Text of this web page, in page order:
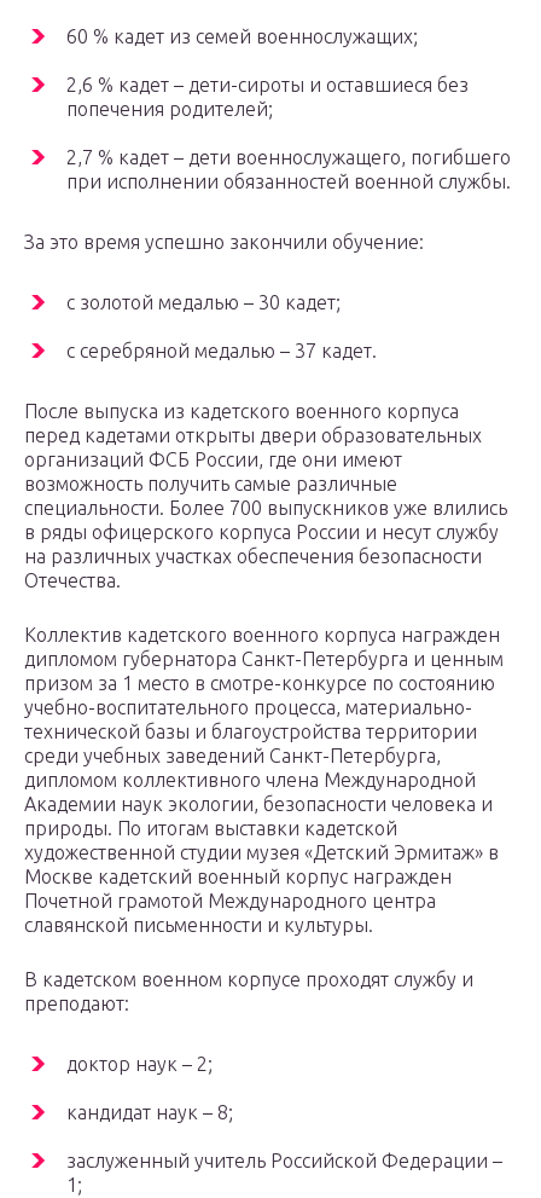
60 % кадет из семей военнослужащих;
2,6 % кадет – дети-сироты и оставшиеся без
попечения родителей;
2,7 % кадет – дети военнослужащего, погибшего
при исполнении обязанностей военной службы.
За это время успешно закончили обучение:
с золотой медалью – 30 кадет;
с серебряной медалью – 37 кадет.
После выпуска из кадетского военного корпуса
перед кадетами открыты двери образовательных
организаций ФСБ России, где они имеют
возможность получить самые различные
специальности. Более 700 выпускников уже влились
в ряды офицерского корпуса России и несут службу
на различных участках обеспечения безопасности
Отечества.
Коллектив кадетского военного корпуса награжден
дипломом губернатора Санкт-Петербурга и ценным
призом за 1 место в смотре-конкурсе по состоянию
учебно-воспитательного процесса, материально-
технической базы и благоустройства территории
среди учебных заведений Санкт-Петербурга,
дипломом коллективного члена Международной
Академии наук экологии, безопасности человека и
природы. По итогам выставки кадетской
художественной студии музея «Детский Эрмитаж» в
Москве кадетский военный корпус награжден
Почетной грамотой Международного центра
славянской письменности и культуры.
В кадетском военном корпусе проходят службу и
преподают:
доктор наук – 2;
кандидат наук – 8;
заслуженный учитель Российской Федерации –
1;